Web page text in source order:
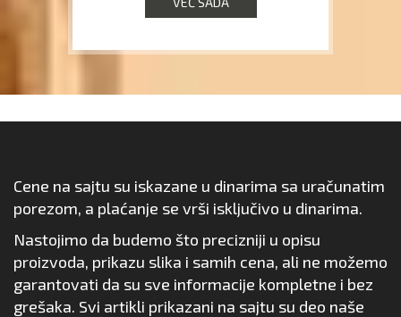
Cene na sajtu su iskazane u dinarima sa uračunatim
porezom, a plaćanje se vrši isključivo u dinarima.
Nastojimo da budemo što precizniji u opisu
proizvoda, prikazu slika i samih cena, ali ne možemo
garantovati da su sve informacije kompletne i bez
grešaka. Svi artikli prikazani na sajtu su deo naše